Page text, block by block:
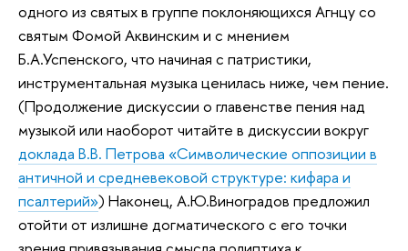
одного из святых в группе поклоняющихся Агнцу со
святым Фомой Аквинским и с мнением
Б.А.Успенского, что начиная с патристики,
инструментальная музыка ценилась ниже, чем пение.
(Продолжение дискуссии о главенстве пения над
музыкой или наоборот читайте в дискуссии вокруг
доклада В.В. Петрова «Символические оппозиции в
античной и средневековой структуре: кифара и
псалтерий») Наконец, А.Ю.Виноградов предложил
отойти от излишне догматического с его точки